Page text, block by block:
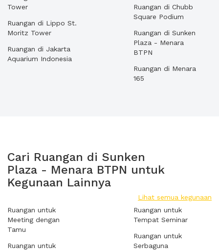
Tower
Ruangan di Lippo St.
Moritz Tower
Ruangan di Jakarta
Aquarium Indonesia
Ruangan di Chubb
Square Podium
Ruangan di Sunken
Plaza - Menara
BTPN
Ruangan di Menara
165
Cari Ruangan di Sunken
Plaza - Menara BTPN untuk
Kegunaan Lainnya
Lihat semua kegunaan
Ruangan untuk
Meeting dengan
Tamu
Ruangan untuk
Ruangan untuk
Tempat Seminar
Ruangan untuk
Serbaguna